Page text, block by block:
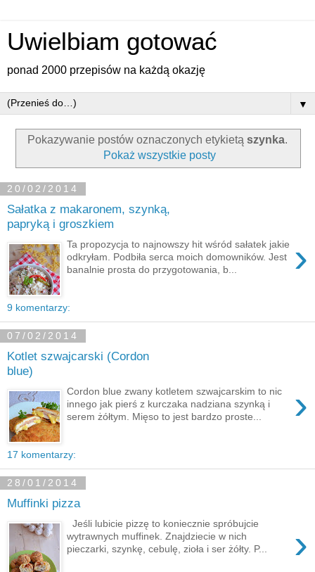
Uwielbiam gotować
ponad 2000 przepisów na każdą okazję
▼
Pokazywanie postów oznaczonych etykietą szynka.
Pokaż wszystkie posty
20/02/2014
Sałatka z makaronem, szynką,
papryką i groszkiem
›
Ta propozycja to najnowszy hit wśród sałatek jakie
odkryłam. Podbiła serca moich domowników. Jest
banalnie prosta do przygotowania, b...
9 komentarzy:
07/02/2014
Kotlet szwajcarski (Cordon
blue)
›
Cordon blue zwany kotletem szwajcarskim to nic
innego jak pierś z kurczaka nadziana szynką i
serem żółtym. Mięso to jest bardzo proste...
17 komentarzy:
28/01/2014
Muffinki pizza
›
Jeśli lubicie pizzę to koniecznie spróbujcie
wytrawnych muffinek. Znajdziecie w nich
pieczarki, szynkę, cebulę, zioła i ser żółty. P...